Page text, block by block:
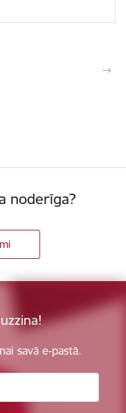
noderīga?
savā e-pastā.